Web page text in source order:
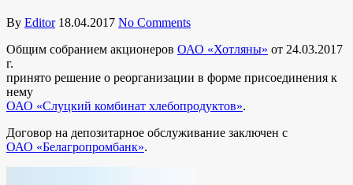
By Editor 18.04.2017 No Comments
Общим собранием акционеров ОАО «Хотляны» от 24.03.2017
г.
принято решение о реорганизации в форме присоединения к
нему
ОАО «Слуцкий комбинат хлебопродуктов».
Договор на депозитарное обслуживание заключен с
ОАО «Белагропромбанк».